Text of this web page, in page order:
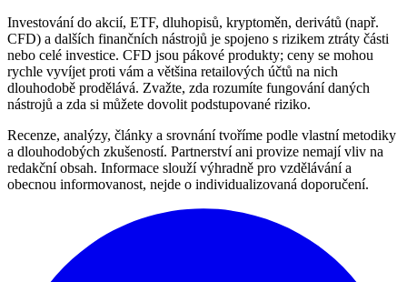
Investování do akcií, ETF, dluhopisů, kryptoměn, derivátů (např.
CFD) a dalších finančních nástrojů je spojeno s rizikem ztráty části
nebo celé investice. CFD jsou pákové produkty; ceny se mohou
rychle vyvíjet proti vám a většina retailových účtů na nich
dlouhodobě prodělává. Zvažte, zda rozumíte fungování daných
nástrojů a zda si můžete dovolit podstupované riziko.
Recenze, analýzy, články a srovnání tvoříme podle vlastní metodiky
a dlouhodobých zkušeností. Partnerství ani provize nemají vliv na
redakční obsah. Informace slouží výhradně pro vzdělávání a
obecnou informovanost, nejde o individualizovaná doporučení.